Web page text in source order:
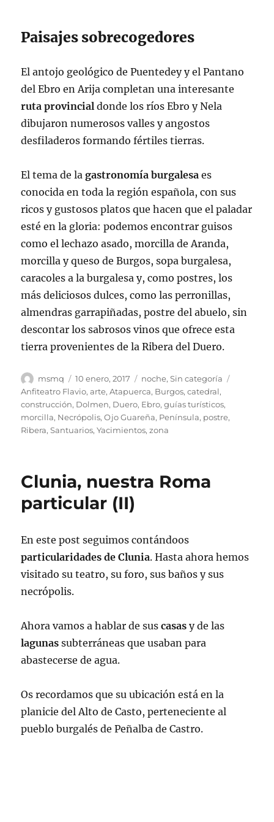
Paisajes sobrecogedores
El antojo geológico de Puentedey y el Pantano
del Ebro en Arija completan una interesante
ruta provincial donde los ríos Ebro y Nela
dibujaron numerosos valles y angostos
desfiladeros formando fértiles tierras.
El tema de lagastronomía burgalesa es
conocida en toda la región española, con sus
ricos y gustosos platos que hacen que el paladar
esté en la gloria: podemos encontrar guisos
como el lechazo asado, morcilla de Aranda,
morcilla y queso de Burgos, sopa burgalesa,
caracoles a la burgalesa y, como postres, los
más deliciosos dulces, como las perronillas,
almendras garrapiñadas, postre del abuelo, sin
descontar los sabrosos vinos que ofrece esta
tierra provenientes de la Ribera del Duero.
Autor
msmq
Publicado
el
10 enero, 2017 Categorías
noche,Sin categoría
Anfiteatro Flavio,arte,Atapuerca, Burgos,catedral,
construcción, Dolmen, Duero, Ebro,guías turísticos,
morcilla, Necrópolis,Ojo Guareña, Península, postre,
Ribera,Santuarios,Yacimientos,zona
Clunia, nuestra Roma
particular (II)
En este post seguimos contándoos
particularidades de Clunia. Hasta ahora hemos
visitado su teatro, su foro, sus baños y sus
necrópolis.
Ahora vamos a hablar de suscasas y de las
lagunas subterráneas que usaban para
abastecerse de agua.
Os recordamos que su ubicación está en la
planicie del Alto de Casto, perteneciente al
pueblo burgalés de Peñalba de Castro.